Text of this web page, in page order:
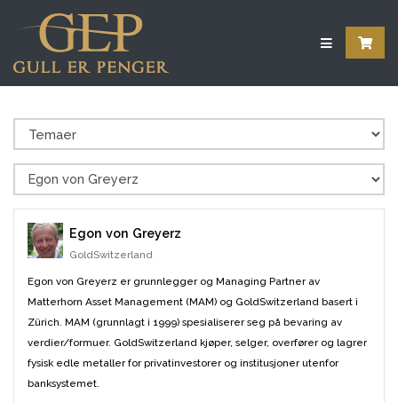
Egon von Greyerz
GoldSwitzerland
Egon von Greyerz er grunnlegger og Managing Partner av
Matterhorn Asset Management (MAM) og GoldSwitzerland basert i
Zürich. MAM (grunnlagt i 1999) spesialiserer seg på bevaring av
verdier/formuer. GoldSwitzerland kjøper, selger, overfører og lagrer
fysisk edle metaller for privatinvestorer og institusjoner utenfor
banksystemet.